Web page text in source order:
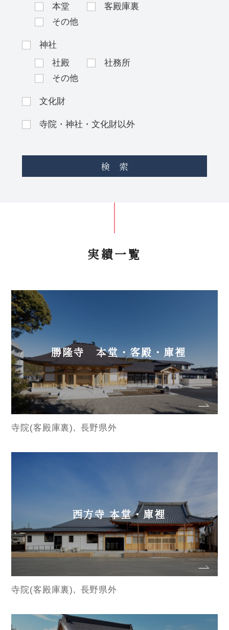
本堂
客殿庫裏
その他
神社
社殿
社務所
その他
文化財
寺院・神社・文化財以外
検 索
実績一覧
勝隆寺 本堂・客殿・庫裡
寺院(客殿庫裏) 長野県外
西方寺 本堂・庫裡
寺院(客殿庫裏) 長野県外